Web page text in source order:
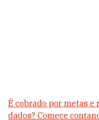
É cobrado por metas e
dados? Comece